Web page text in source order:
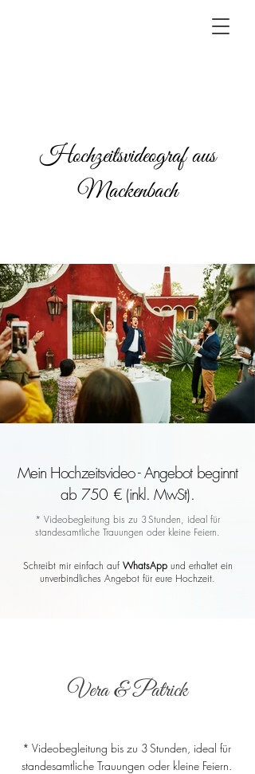
Hochzeitsvideograf aus
Mackenbach
Mein Hochzeitsvideo - Angebot beginnt
ab 750 € (inkl. MwSt).
* Videobegleitung bis zu 3 Stunden, ideal für
standesamtliche Trauungen oder kleine Feiern.
Schreibt mir einfach auf WhatsAppund erhaltet ein
unverbindliches Angebot für eure Hochzeit.
Vera & Patrick
* Videobegleitung bis zu 3 Stunden, ideal für
standesamtliche Trauungen oder kleine Feiern.